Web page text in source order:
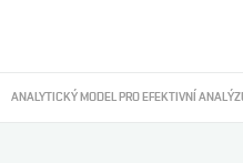
ANALYTICKÝ MODEL PRO EFEKTIVNÍ